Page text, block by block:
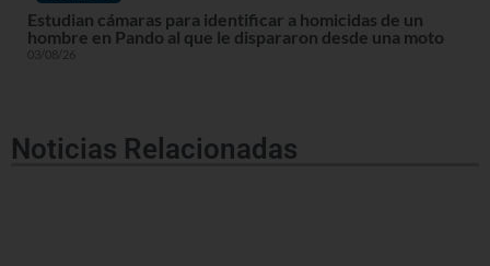
Estudian cámaras para identificar a homicidas de un
hombre en Pando al que le dispararon desde una moto
03/08/26
Noticias Relacionadas